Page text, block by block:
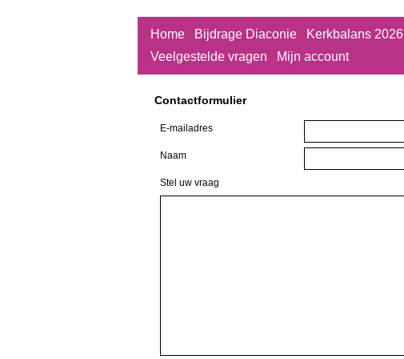
Home Bijdrage Diaconie Kerkbalans 2026
Veelgestelde vragen
Mijn account
Contactformulier
E-mailadres
Naam
Stel uw vraag